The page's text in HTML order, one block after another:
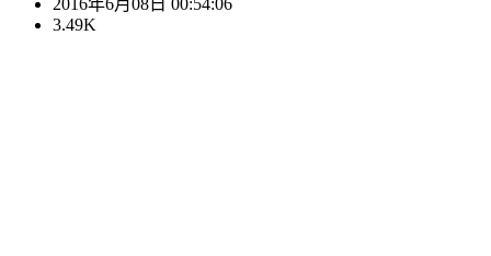
2016年6月08日 00:54:06
3.49K